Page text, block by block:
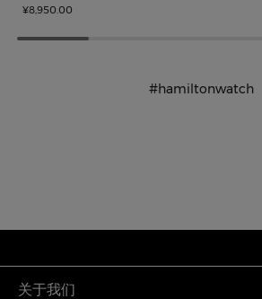
¥8,950.00
#hamiltonwatch
关于我们